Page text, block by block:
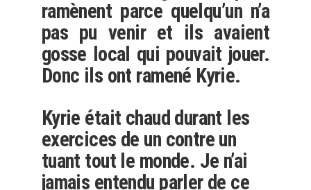
ramènent parce quelqu’un n’a
pas pu venir et ils avaient
gosse local qui pouvait jouer.
Donc ils ont ramené Kyrie.
Kyrie était chaud durant les
exercices de un contre un
tuant tout le monde. Je n’ai
jamais entendu parler de ce